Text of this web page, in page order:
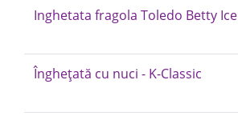
Inghetata fragola Toledo Betty Ice
Înghețată cu nuci - K-Classic